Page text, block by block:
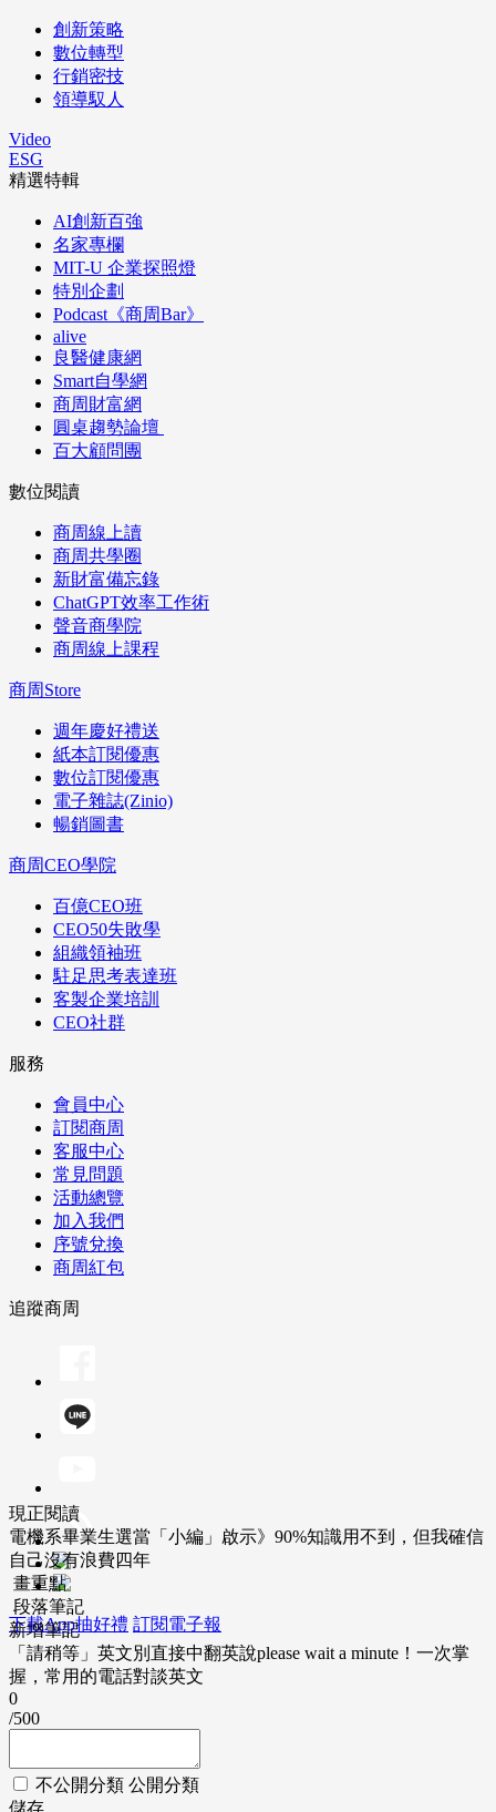
創新策略
數位轉型
行銷密技
領導馭人
Video
ESG
精選特輯
AI創新百強
名家專欄
MIT-U 企業探照燈
特別企劃
Podcast《商周Bar》
alive
良醫健康網
Smart自學網
商周財富網
圓桌趨勢論壇
百大顧問團
數位閱讀
商周線上讀
商周共學圈
新財富備忘錄
ChatGPT效率工作術
聲音商學院
商周線上課程
商周Store
週年慶好禮送
紙本訂閱優惠
數位訂閱優惠
電子雜誌(Zinio)
暢銷圖書
商周CEO學院
百億CEO班
CEO50失敗學
組織領袖班
駐足思考表達班
客製企業培訓
CEO社群
服務
會員中心
訂閱商周
客服中心
常見問題
活動總覽
加入我們
序號兌換
商周紅包
追蹤商周
下載App抽好禮 訂閱電子報
現正閱讀
電機系畢業生選當「小編」啟示》90%知識用不到，但我確信
自己沒有浪費四年
畫重點
段落筆記
新增筆記
「請稍等」英文別直接中翻英說please wait a minute！一次掌
握，常用的電話對談英文
0
/500
不公開分類 公開分類
儲存